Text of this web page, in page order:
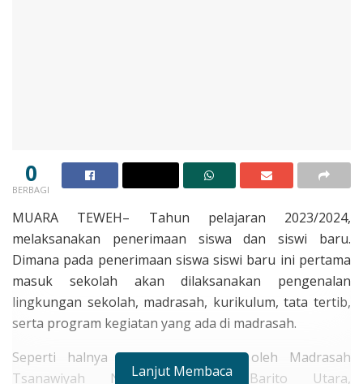
0
BERBAGI
MUARA TEWEH– Tahun pelajaran 2023/2024,
melaksanakan penerimaan siswa dan siswi baru.
Dimana pada penerimaan siswa siswi baru ini pertama
masuk sekolah akan dilaksanakan pengenalan
lingkungan sekolah, madrasah, kurikulum, tata tertib,
serta program kegiatan yang ada di madrasah.
Seperti halnya yang dilaksanakan oleh Madrasah
Tsanawiyah Negeri (MTsN) Barito Utara,
Lanjut Membaca